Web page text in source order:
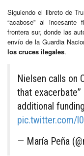
Siguiendo el libreto de
“acabose” al incesante
frontera sur, donde las
envío de la Guardia
los cruces ilegales.
Nielsen calls on
that
additional
pic.twitter.com/
— María Peña